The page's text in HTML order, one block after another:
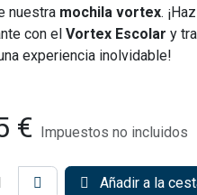
nuestra mochila vortex.
con el Vortex Escolar y
experiencia inolvidable!
€ Impuestos no incluidos
Añadir a la